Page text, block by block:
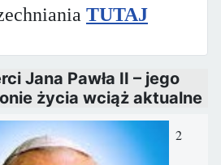
TUTAJ
Jana Pawła II – jego
życia wciąż aktualne
2